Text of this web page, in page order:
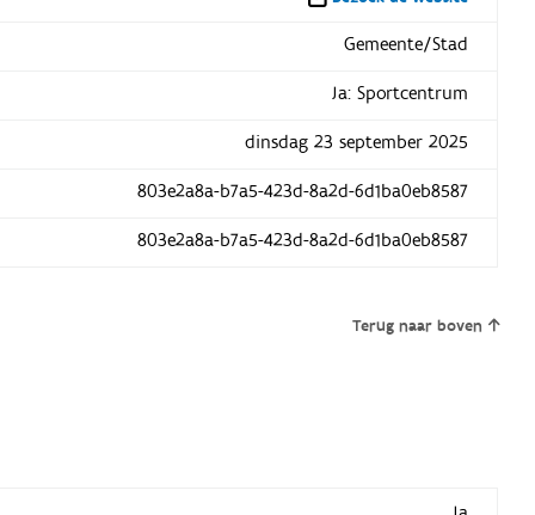
Gemeente/Stad
Ja: Sportcentrum
dinsdag 23 september 2025
803e2a8a-b7a5-423d-8a2d-6d1ba0eb8587
803e2a8a-b7a5-423d-8a2d-6d1ba0eb8587
Terug naar boven